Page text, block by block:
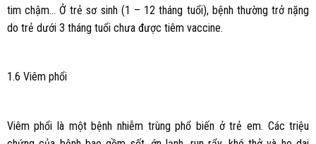
tim chậm… Ở trẻ sơ sinh (1 – 12 tháng tuổi), bệnh thường trở nặng
do trẻ dưới 3 tháng tuổi chưa được tiêm vaccine.
1.6 Viêm phổi
Viêm phổi là một bệnh nhiễm trùng phổ biến ở trẻ em. Các triệu